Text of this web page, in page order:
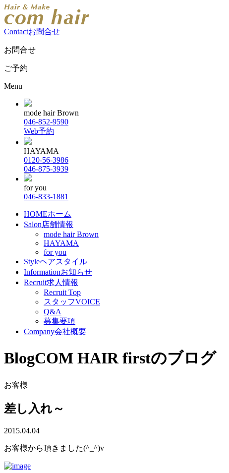
Contactお問合せ
お問合せ
ご予約
Menu
mode hair Brown
046-852-9590
Web予約
HAYAMA
0120-56-3986
046-875-3939
for you
046-833-1881
HOMEホーム
Salon店舗情報
mode hair Brown
HAYAMA
for you
Styleヘアスタイル
Informationお知らせ
Recruit求人情報
Recruit Top
スタッフVOICE
Q&A
募集要項
Company会社概要
BlogCOM HAIR firstのブログ
お客様
差し入れ～
2015.04.04
お客様から頂きました(^_^)v